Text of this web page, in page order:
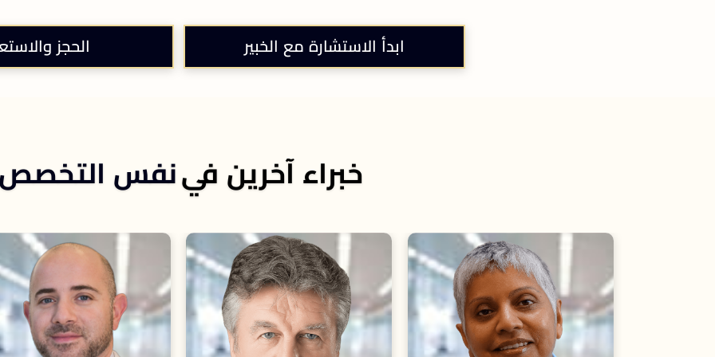
ابدأ الاستشارة مع الخبير الحجز
خبراء آخرين في نفس التخصص